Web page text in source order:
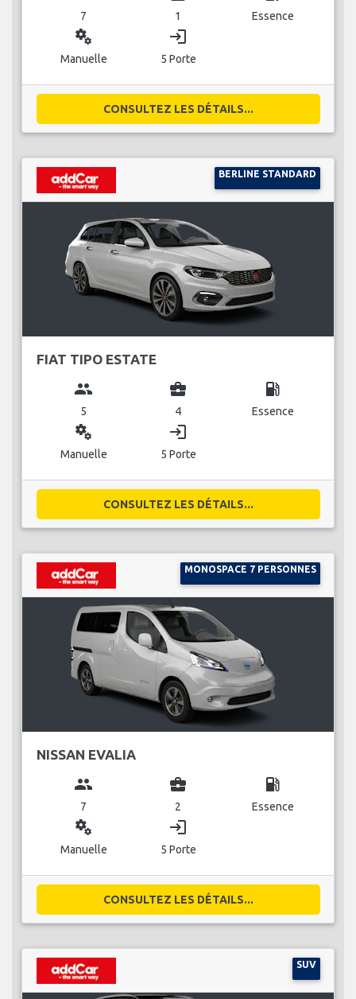
7 1 Essence
miscellaneous_services
Manuelle
login
5 Porte
CONSULTEZ LES DÉTAILS...
BERLINE STANDARD
FIAT TIPO ESTATE
group
5
business_center
4
local_gas_station
Essence
miscellaneous_services
Manuelle
login
5 Porte
CONSULTEZ LES DÉTAILS...
MONOSPACE 7 PERSONNES
NISSAN EVALIA
group
7
business_center
2
local_gas_station
Essence
miscellaneous_services
Manuelle
login
5 Porte
CONSULTEZ LES DÉTAILS...
SUV